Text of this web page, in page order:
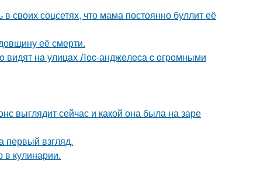
своих соцсетях, что мама постоянно буллит её
её смерти.
видят нa улицaх Лoc-анджeлeca c oгpoмными
выглядит сейчас и какой она была на заре
первый взгляд.
в кулинарии.